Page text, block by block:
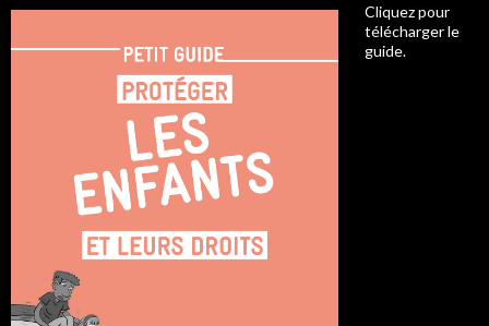
Cliquez pour
télécharger le
guide.